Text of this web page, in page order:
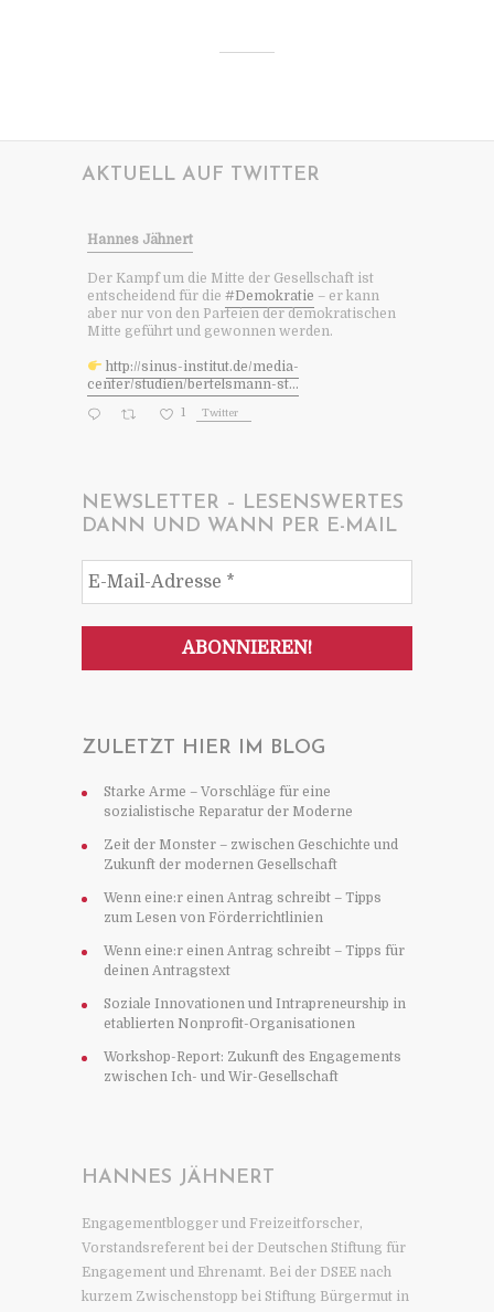
AKTUELL AUF TWITTER
Hannes Jähnert
Der Kampf um die Mitte der Gesellschaft ist
entscheidend für die #Demokratie – er kann
aber nur von den Parteien der demokratischen
Mitte geführt und gewonnen werden.
http://sinus-institut.de/media-
center/studien/bertelsmann-st...
1 Twitter
NEWSLETTER – LESENSWERTES
DANN UND WANN PER E-MAIL
ZULETZT HIER IM BLOG
Starke Arme – Vorschläge für eine
sozialistische Reparatur der Moderne
Zeit der Monster – zwischen Geschichte und
Zukunft der modernen Gesellschaft
Wenn eine:r einen Antrag schreibt – Tipps
zum Lesen von Förderrichtlinien
Wenn eine:r einen Antrag schreibt – Tipps für
deinen Antragstext
Soziale Innovationen und Intrapreneurship in
etablierten Nonprofit-Organisationen
Workshop-Report: Zukunft des Engagements
zwischen Ich- und Wir-Gesellschaft
HANNES JÄHNERT
Engagementblogger und Freizeitforscher,
Vorstandsreferent bei der Deutschen Stiftung für
Engagement und Ehrenamt. Bei der DSEE nach
kurzem Zwischenstopp bei Stiftung Bürgermut in